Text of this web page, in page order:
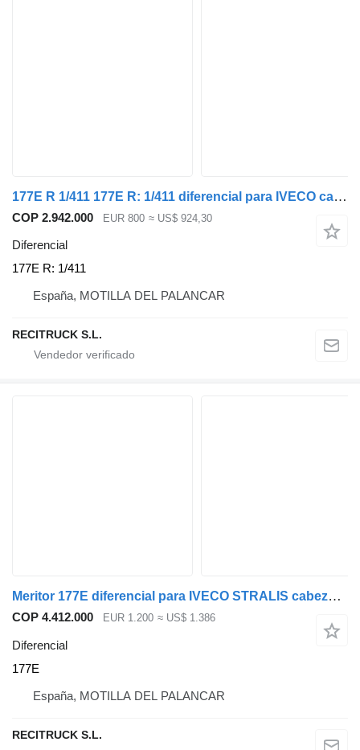
177E R 1/411 177E R: 1/411 diferencial para IVECO camión
COP 2.942.000 EUR 800 ≈ US$ 924,30
Diferencial
177E R: 1/411
España, MOTILLA DEL PALANCAR
RECITRUCK S.L.
Meritor 177E diferencial para IVECO STRALIS cabeza tractora
COP 4.412.000 EUR 1.200 ≈ US$ 1.386
Diferencial
177E
España, MOTILLA DEL PALANCAR
RECITRUCK S.L.